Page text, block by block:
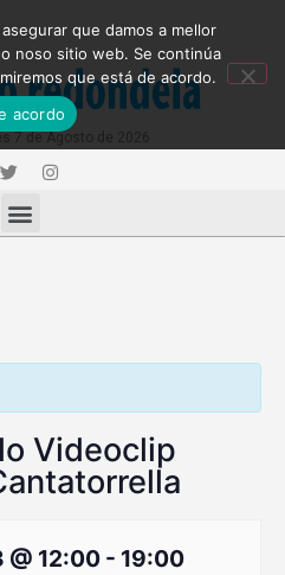
Videoclip
@ 12:00 - 19:00
que damos a mellor
noso sitio web. Se continúa
que está de acordo.
acordo